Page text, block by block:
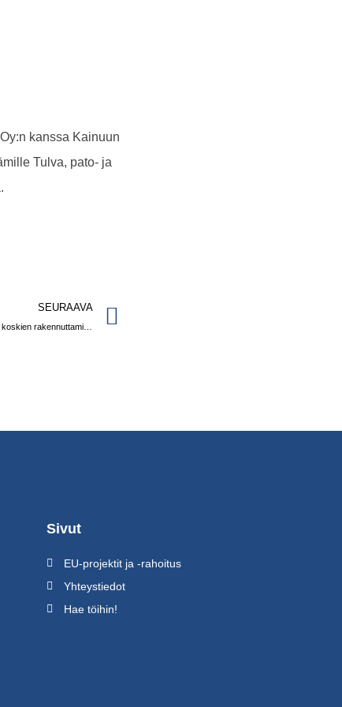
kanssa Kainuun
Tulva, pato- ja
SEURAAVA
Culmentorin RALA –pätevyys uusittu 22.10.2022, koskien rakennuttamispalveluita ja suunnittelua.
Sivut
EU-projektit ja -rahoitus
Yhteystiedot
Hae töihin!